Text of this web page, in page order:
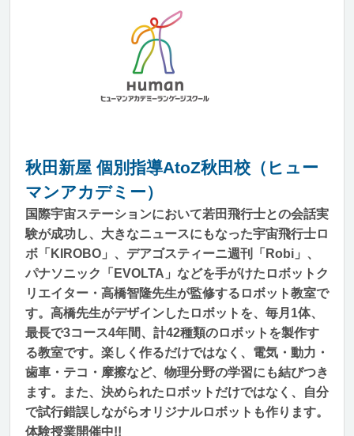
秋田新屋 個別指導AtoZ秋田校（ヒュー
マンアカデミー）
国際宇宙ステーションにおいて若田飛行士との会話実
験が成功し、大きなニュースにもなった宇宙飛行士ロ
ボ「KIROBO」、デアゴスティーニ週刊「Robi」、
パナソニック「EVOLTA」などを手がけたロボットク
リエイター・高橋智隆先生が監修するロボット教室で
す。高橋先生がデザインしたロボットを、毎月1体、
最長で3コース4年間、計42種類のロボットを製作す
る教室です。楽しく作るだけではなく、電気・動力・
歯車・テコ・摩擦など、物理分野の学習にも結びつき
ます。また、決められたロボットだけではなく、自分
で試行錯誤しながらオリジナルロボットも作ります。
体験授業開催中!!